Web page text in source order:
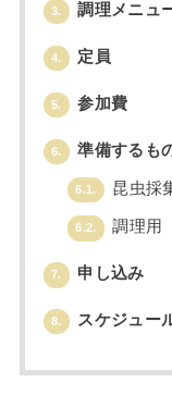
3. 調理メニュ
4. 定員
5. 参加費
6. 準備するも
6.1. 昆虫採
6.2. 調理用
7. 申し込み
8. スケジュー